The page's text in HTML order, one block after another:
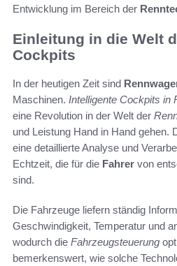
Entwicklung im Bereich der
Einleitung in die Welt
Cockpits
In der heutigen Zeit sind
Maschinen. Intelligente Cockpits in
eine Revolution in der Welt der
und Leistung Hand in Hand gehen.
eine detaillierte Analyse und
Echtzeit, die für die Fahrer von
sind.
Die Fahrzeuge liefern ständig
Geschwindigkeit, Temperatur und
wodurch die Fahrzeugsteuerung
bemerkenswert, wie solche